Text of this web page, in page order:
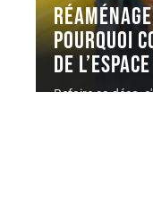
pourquoi
de
Refaire sa déco,